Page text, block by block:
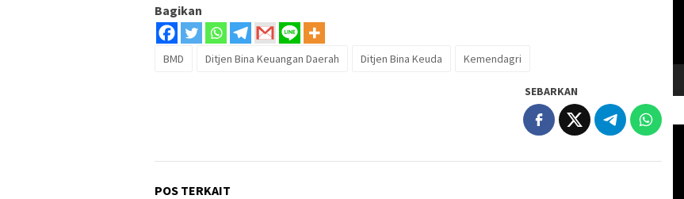
Bagikan
BMD Ditjen Bina Keuangan Daerah Ditjen Bina Keuda Kemendagri
SEBARKAN
POS TERKAIT